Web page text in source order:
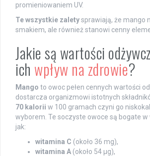
promieniowaniem UV.
Te wszystkie zaletysprawiają, że mango
smakiem, ale również stanowi cenny
Jakie są wartości
ich wpływ na zdrowie?
Mango to owoc pełen cennych wartości
dostarcza organizmowi istotnych
70 kalorii w 100 gramach czyni go
wyborem. Te soczyste owoce są bogate w
jak:
witamina C (około 36 mg),
witamina A (około 54 µg),